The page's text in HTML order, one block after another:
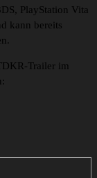
PlayStation Vita
kann bereits
Trailer im